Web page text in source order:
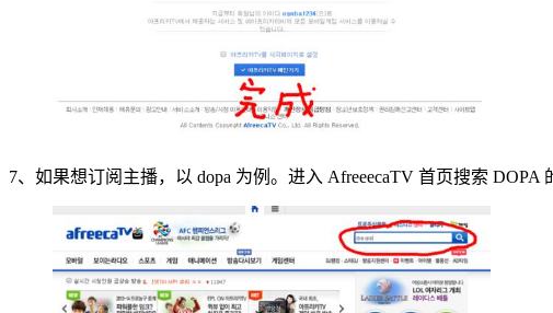
7、如果想订阅主播，以 dopa 为例。进入 AfreeecaTV 首页搜索 DOPA